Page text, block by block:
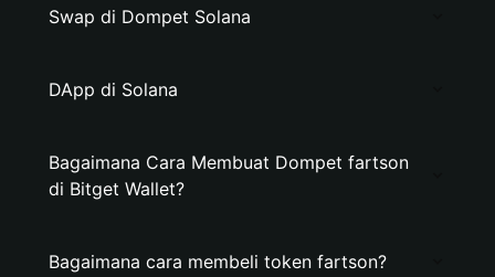
Swap di Dompet Solana
DApp di Solana
Bagaimana Cara Membuat Dompet fartson
di Bitget Wallet?
Bagaimana cara membeli token fartson?